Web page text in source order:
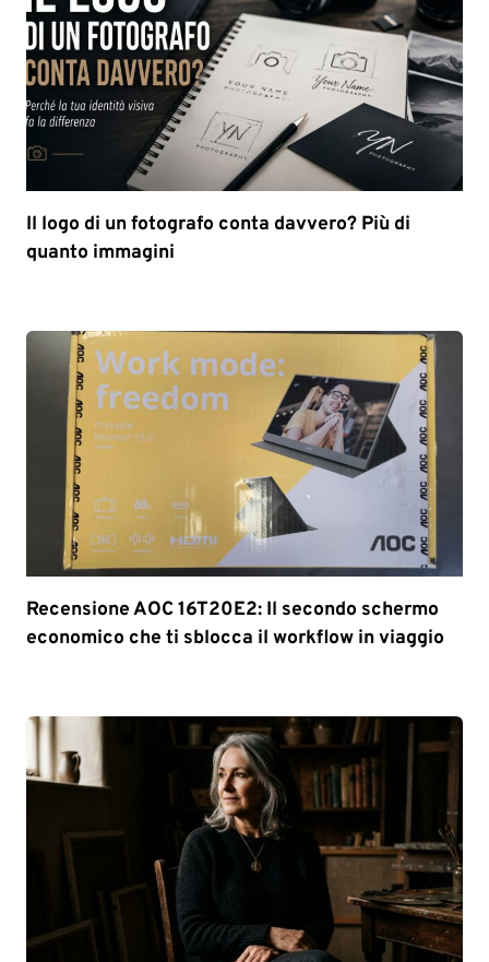
Il logo di un fotografo conta davvero? Più di
quanto immagini
Recensione AOC 16T20E2: Il secondo schermo
economico che ti sblocca il workflow in viaggio